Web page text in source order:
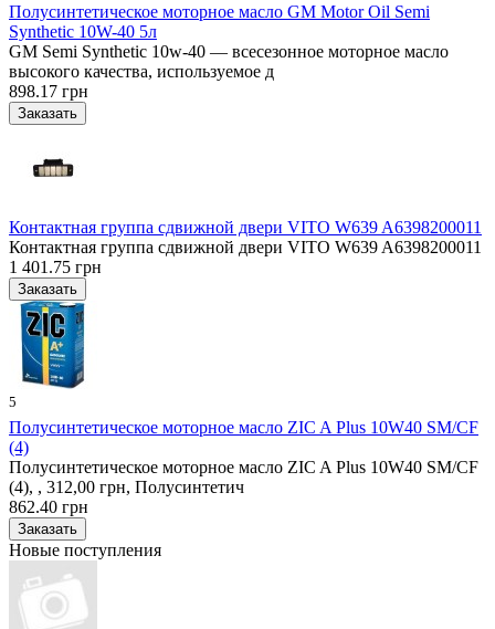
Полусинтетическое моторное масло GM Motor Oil Semi
Synthetic 10W-40 5л
GM Semi Synthetic 10w-40 — всесезонное моторное масло
высокого качества, используемое д
898.17 грн
Контактная группа сдвижной двери VITO W639 A6398200011
Контактная группа сдвижной двери VITO W639 A6398200011
1 401.75 грн
5
Полусинтетическое моторное масло ZIC A Plus 10W40 SM/CF
(4)
Полусинтетическое моторное масло ZIC A Plus 10W40 SM/CF
(4), , 312,00 грн, Полусинтетич
862.40 грн
Новые поступления